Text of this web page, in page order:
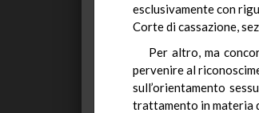
esclusivamente con
Corte di cassazione,
Per altro, ma
pervenire al
sull’orientamento
trattamento in materia